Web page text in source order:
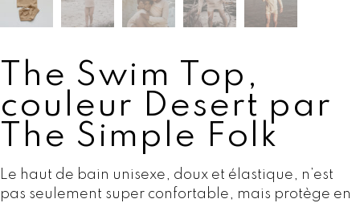
The Swim Top,
couleur Desert par
The Simple Folk
Le haut de bain unisexe, doux et élastique, n’est
pas seulement super confortable, mais protège en